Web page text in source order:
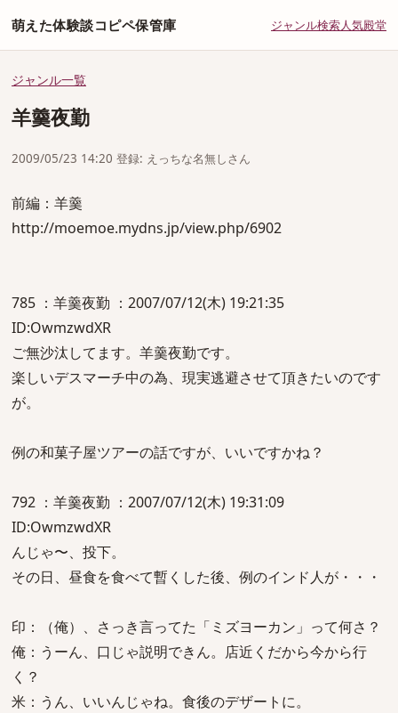
萌えた体験談コピペ保管庫 ジャンル検索人気殿堂
ジャンル一覧
羊羹夜勤
2009/05/23 14:20 登録: えっちな名無しさん
前編：羊羹
http://moemoe.mydns.jp/view.php/6902
785 ：羊羹夜勤 ：2007/07/12(木) 19:21:35
ID:OwmzwdXR
ご無沙汰してます。羊羹夜勤です。
楽しいデスマーチ中の為、現実逃避させて頂きたいのです
が。
例の和菓子屋ツアーの話ですが、いいですかね？
792 ：羊羹夜勤 ：2007/07/12(木) 19:31:09
ID:OwmzwdXR
んじゃ〜、投下。
その日、昼食を食べて暫くした後、例のインド人が・・・
印：（俺）、さっき言ってた「ミズヨーカン」って何さ？
俺：うーん、口じゃ説明できん。店近くだから今から行
く？
米：うん、いいんじゃね。食後のデザートに。